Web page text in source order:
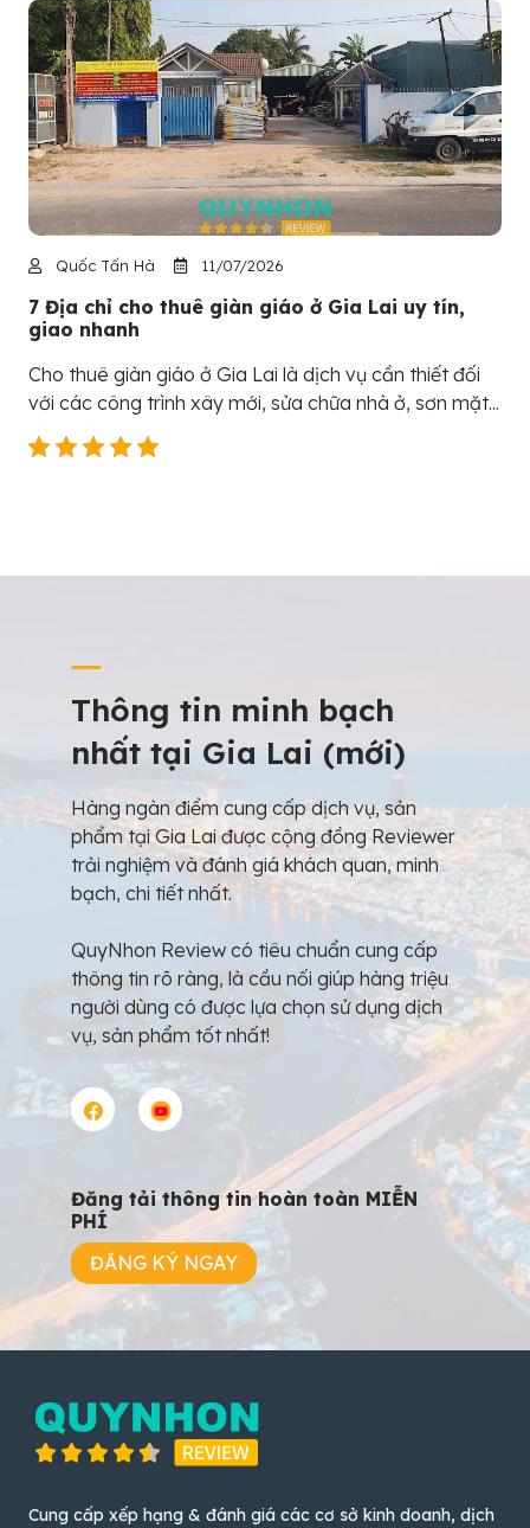
Quốc Tấn Hà 11/07/2026
7 Địa chỉ cho thuê giàn giáo ở Gia Lai uy tín,
giao nhanh
Cho thuê giàn giáo ở Gia Lai là dịch vụ cần thiết đối
với các công trình xây mới, sửa chữa nhà ở, sơn mặt...
Thông tin minh bạch
nhất tại Gia Lai (mới)
Hàng ngàn điểm cung cấp dịch vụ, sản
phẩm tại Gia Lai được cộng đồng Reviewer
trải nghiệm và đánh giá khách quan, minh
bạch, chi tiết nhất.
QuyNhon Review có tiêu chuẩn cung cấp
thông tin rõ ràng, là cầu nối giúp hàng triệu
người dùng có được lựa chọn sử dụng dịch
vụ, sản phẩm tốt nhất!
Đăng tải thông tin hoàn toàn MIỄN
PHÍ
ĐĂNG KÝ NGAY
Cung cấp xếp hạng & đánh giá các cơ sở kinh doanh, dịch